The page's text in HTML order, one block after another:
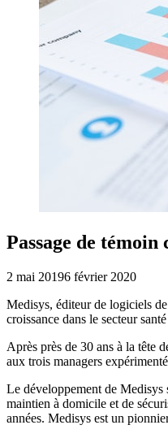
Passage de témoin
2 mai 20196 février 2020
Medisys, éditeur de logiciels
croissance dans le secteur
Après près de 30 ans à la tête
aux trois managers
Le développement de Medisys
maintien à domicile et de
années. Medisys est un